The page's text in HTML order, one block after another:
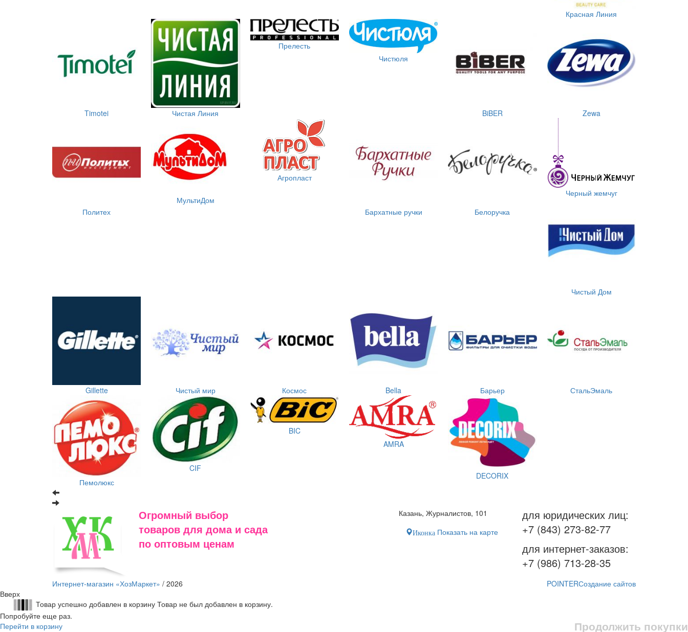
Красная Линия
Timotei Чистая Линия
Прелесть
Чистюля
BiBER Zewa
Политех
МультиДом
Агропласт
Бархатные ручки Белоручка
Черный жемчуг
Чистый Дом
Gillette Чистый мир Космос Bella Барьер СтальЭмаль
Пемолюкс
CIF
BIC
AMRA
DECORIX
Огромный выбор
товаров для дома и сада
по оптовым ценам
Казань, Журналистов, 101
ИконкаПоказать на карте
для юридических лиц:
+7 (843) 273-82-77
для интернет-заказов:
+7 (986) 713-28-35
Интернет-магазин «ХозМаркет» / 2026 POINTERСоздание сайтов
Вверх
Товар успешно добавлен в корзину Товар не был добавлен в корзину.
Попробуйте еще раз.
Перейти в корзину
Продолжить покупки